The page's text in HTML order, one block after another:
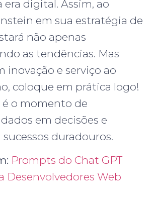
era digital. Assim, ao
em sua estratégia de
não apenas
as tendências. Mas
inovação e serviço ao
coloque em prática logo!
é o momento de
em decisões e
sucessos duradouros.
Prompts do Chat GPT
Desenvolvedores Web